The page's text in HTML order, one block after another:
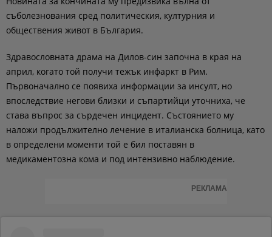
съболезнования сред политическия, културния и
обществения живот в България.
Здравословната драма на Дилов-син започна в края на
април, когато той получи тежък инфаркт в Рим.
Първоначално се появиха информации за инсулт, но
впоследствие негови близки и съпартийци уточниха, че
става въпрос за сърдечен инцидент. Състоянието му
наложи продължително лечение в италианска болница, като
в определени моменти той е бил поставян в
медикаментозна кома и под интензивно наблюдение.
РЕКЛАМА